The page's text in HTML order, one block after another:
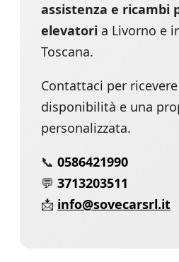
assistenza e ricambi
elevatori a Livorno e
Toscana.
Contattaci per
disponibilità e una
personalizzata.
📞 0586421990
💬 3713203511
📩 info@sovecarsrl.it